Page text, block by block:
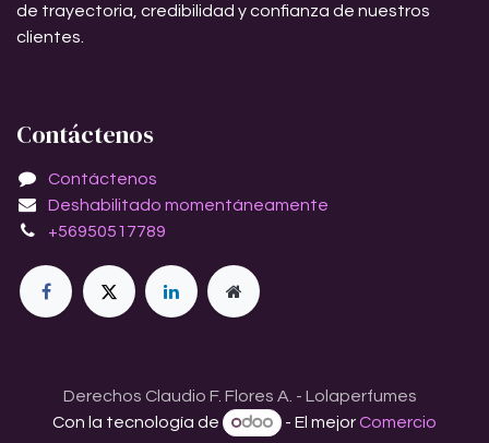
de trayectoria, credibilidad y confianza de nuestros
clientes.
Contáctenos
Contáctenos
Deshabilitado momentáneamente
+56950517789
Derechos Claudio F. Flores A. - Lolaperfumes
Con la tecnología de
- El mejorComercio